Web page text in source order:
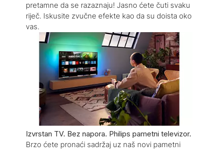
pretamne da se razaznaju! Jasno ćete čuti svaku
riječ. Iskusite zvučne efekte kao da su doista oko
vas.
Izvrstan TV. Bez napora. Philips pametni televizor.
Brzo ćete pronaći sadržaj uz naš novi pametni